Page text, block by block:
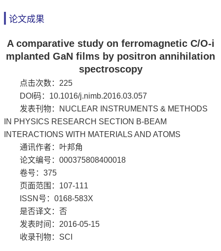
论文成果
A comparative study on ferromagnetic C/O-i
mplanted GaN films by positron annihilation
spectroscopy
点击次数： 225
DOI码：10.1016/j.nimb.2016.03.057
发表刊物：NUCLEAR INSTRUMENTS & METHODS
IN PHYSICS RESEARCH SECTION B-BEAM
INTERACTIONS WITH MATERIALS AND ATOMS
通讯作者：叶邦角
论文编号：000375808400018
卷号：375
页面范围：107-111
ISSN号：0168-583X
是否译文：否
发表时间：2016-05-15
收录刊物：SCI